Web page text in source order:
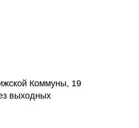
Коммуны, 19
выходных